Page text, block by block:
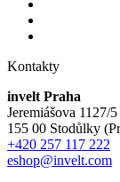
Kontakty
invelt Praha
Jeremiášova 1127/5
155 00 Stodůlky
+420 257 117 222
eshop@invelt.com